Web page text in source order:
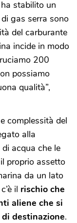
stabilito un
gas serra sono
del carburante
incide in modo
200
possiamo
qualità”,
complessità del
alla
di acqua che le
proprio assetto
da un lato
il rischio che
aliene che si
di destinazione.